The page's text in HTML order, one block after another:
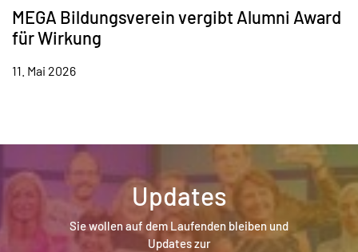
MEGA Bildungsverein vergibt Alumni Award
für Wirkung
11. Mai 2026
Updates
Sie wollen auf dem Laufenden bleiben und
Updates zur